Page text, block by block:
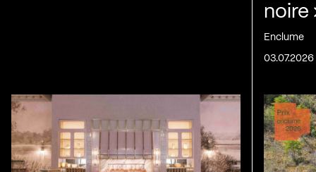
noire
Enclume
03.07.2026